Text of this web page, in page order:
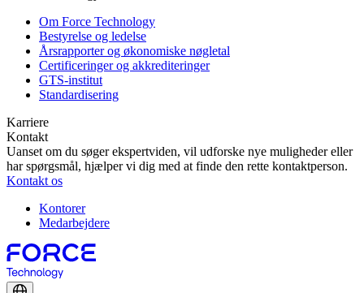
Om Force Technology
Bestyrelse og ledelse
Årsrapporter og økonomiske nøgletal
Certificeringer og akkrediteringer
GTS-institut
Standardisering
Karriere
Kontakt
Uanset om du søger ekspertviden, vil udforske nye muligheder eller
har spørgsmål, hjælper vi dig med at finde den rette kontaktperson.
Kontakt os
Kontorer
Medarbejdere